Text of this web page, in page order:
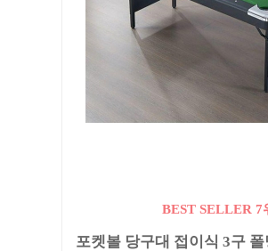
BEST SELLER 7
포켓볼 당구대 접이식 3구